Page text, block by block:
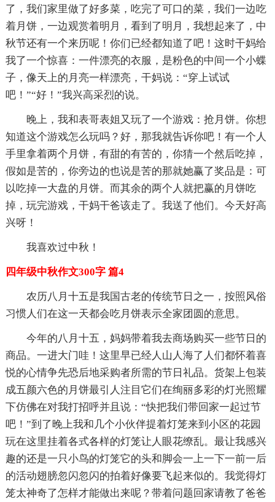
了，我们家里做了好多菜，吃完了可口的菜，我们一边吃
着月饼，一边观赏着明月，看到了明月，我想起来了，中
秋节还有一个来历呢！你们已经都知道了吧！这时干妈给
我了一个惊喜：一件漂亮的衣服，是粉色的中间一个小蝶
子，像天上的月亮一样漂亮，干妈说：“穿上试试
吧！”“好！”我兴高采烈的说。
晚上，我和表哥表姐又玩了一个游戏：抢月饼。你想
知道这个游戏怎么玩吗？好，那我就告诉你吧！有一个人
手里拿着两个月饼，有甜的有苦的，你猜一个然后吃掉，
假如是苦的，你旁边的也说是苦的那就她赢了奖品是：可
以吃掉一大盘的月饼。而其余的两个人就把赢的月饼吃
掉，玩完游戏，干妈干爸该走了。我送了他们。今天好高
兴呀！
我喜欢过中秋！
四年级中秋作文300字 篇4
农历八月十五是我国古老的传统节日之一，按照风俗
习惯人们在这一天都会吃月饼表示全家团圆的意思。
今年的八月十五，妈妈带着我去商场购买一些节日的
商品。一进大门哇！这里早已经人山人海了人们都怀着喜
悦的心情争先恐后地采购者所需的节日礼品。货架上包装
成五颜六色的月饼最引人注目它们在绚丽多彩的灯光照耀
下仿佛在对我打招呼并且说：“快把我们带回家一起过节
吧！”到了晚上我和几个小伙伴提着灯笼来到小区的花园
玩在这里挂着各式各样的灯笼让人眼花缭乱。最让我感兴
趣的还是一只小鸟的灯笼它的头和脚会一上一下一前一后
的活动翅膀忽闪忽闪的拍着好像要飞起来似的。我觉得灯
笼太神奇了怎样才能做出来呢？带着问题回家请教了爸爸